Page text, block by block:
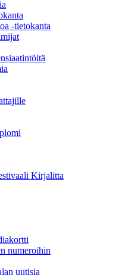
-tietokanta
Kirjalitta
numeroihin
uutisia